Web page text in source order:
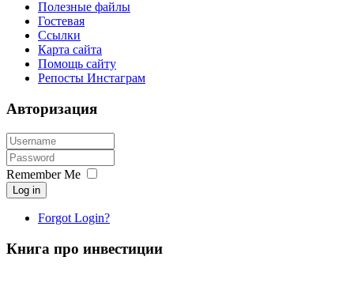
Полезные файлы
Гостевая
Ссылки
Карта сайта
Помощь сайту
Репосты Инстаграм
Авторизация
Remember Me
Log in
Forgot Login?
Книга про инвестиции